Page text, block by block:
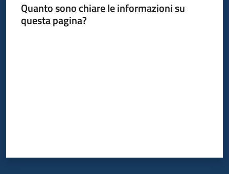
Quanto sono chiare le informazioni su
questa pagina?